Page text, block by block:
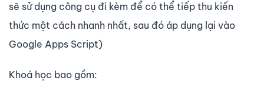
sẽ sử dụng công cụ đi kèm để có thể tiếp thu kiến
thức một cách nhanh nhất, sau đó áp dụng lại vào
Google Apps Script)
Khoá học bao gồm: